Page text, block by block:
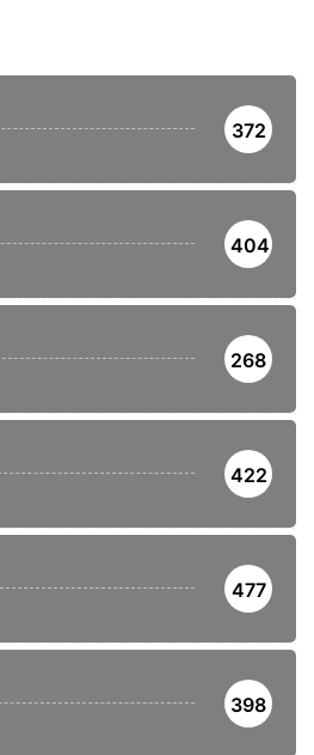
372
404
268
422
477
398